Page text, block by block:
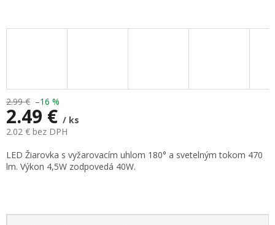
2.99 € –16 %
2.49 € / ks
2.02 € bez DPH
Jednotková
cena:
LED Žiarovka s vyžarovacím uhlom 180° a svetelným tokom 470
lm. Výkon 4,5W zodpovedá 40W.